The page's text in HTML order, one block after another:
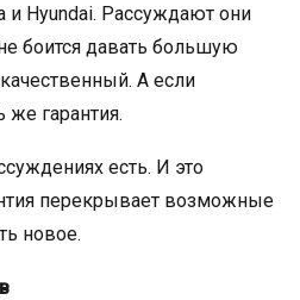
и Hyundai. Рассуждают они
боится давать большую
А если
же гарантия.
есть. И это
перекрывает возможные
новое.